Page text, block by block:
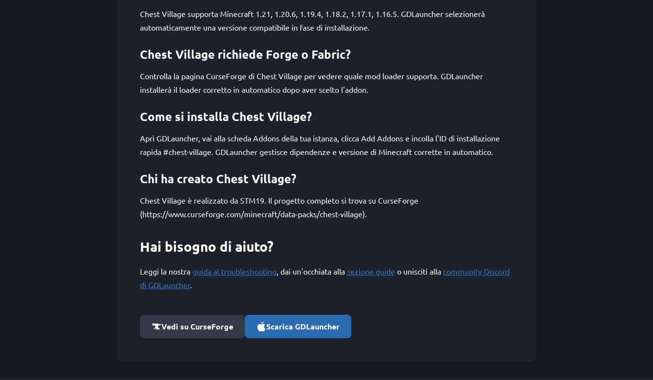
Chest Village supporta Minecraft 1.21, 1.20.6, 1.19.4, 1.18.2, 1.17.1, 1.16.5. GDLauncher selezionerà
automaticamente una versione compatibile in fase di installazione.
Chest Village richiede Forge o Fabric?
Controlla la pagina CurseForge di Chest Village per vedere quale mod loader supporta. GDLauncher
installerà il loader corretto in automatico dopo aver scelto l'addon.
Come si installa Chest Village?
Apri GDLauncher, vai alla scheda Addons della tua istanza, clicca Add Addons e incolla l'ID di installazione
rapida #chest-village. GDLauncher gestisce dipendenze e versione di Minecraft corrette in automatico.
Chi ha creato Chest Village?
Chest Village è realizzato da STM19. Il progetto completo si trova su CurseForge
(https://www.curseforge.com/minecraft/data-packs/chest-village).
Hai bisogno di aiuto?
Leggi la nostra guida al troubleshooting, dai un'occhiata alla sezione guide o unisciti alla community Discord
di GDLauncher.
Vedi su CurseForge Scarica GDLauncher